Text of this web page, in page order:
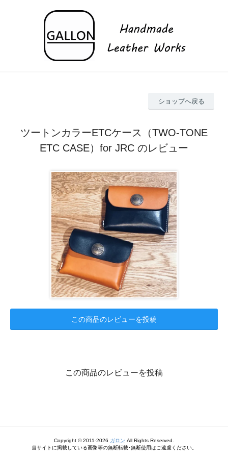
ショップへ戻る
ツートンカラーETCケース（TWO-TONE
ETC CASE）for JRC のレビュー
この商品のレビューを投稿
この商品のレビューを投稿
Copyright © 2011-2026 ガロン All Rights Reserved.
当サイトに掲載している画像等の無断転載･無断使用はご遠慮ください。